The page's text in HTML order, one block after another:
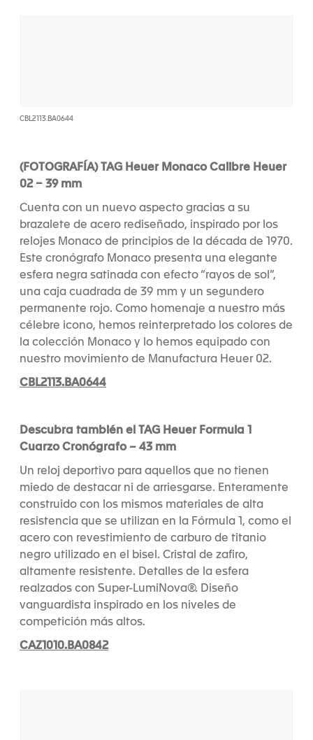
CBL2113.BA0644
(FOTOGRAFÍA) TAG Heuer Monaco Calibre Heuer
02 – 39 mm
Cuenta con un nuevo aspecto gracias a su
brazalete de acero rediseñado, inspirado por los
relojes Monaco de principios de la década de 1970.
Este cronógrafo Monaco presenta una elegante
esfera negra satinada con efecto “rayos de sol”,
una caja cuadrada de 39 mm y un segundero
permanente rojo. Como homenaje a nuestro más
célebre icono, hemos reinterpretado los colores de
la colección Monaco y lo hemos equipado con
nuestro movimiento de Manufactura Heuer 02.
CBL2113.BA0644
Descubra también el TAG Heuer Formula 1
Cuarzo Cronógrafo – 43 mm
Un reloj deportivo para aquellos que no tienen
miedo de destacar ni de arriesgarse. Enteramente
construido con los mismos materiales de alta
resistencia que se utilizan en la Fórmula 1, como el
acero con revestimiento de carburo de titanio
negro utilizado en el bisel. Cristal de zafiro,
altamente resistente. Detalles de la esfera
realzados con Super-LumiNova®. Diseño
vanguardista inspirado en los niveles de
competición más altos.
CAZ1010.BA0842